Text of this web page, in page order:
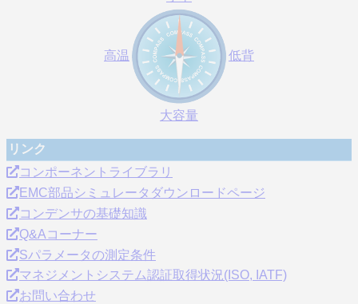
高温 低背
大容量
リンク
コンポーネントライブラリ
EMC部品シミュレータダウンロードページ
コンデンサの基礎知識
Q&Aコーナー
Sパラメータの測定条件
マネジメントシステム認証取得状況(ISO, IATF)
お問い合わせ